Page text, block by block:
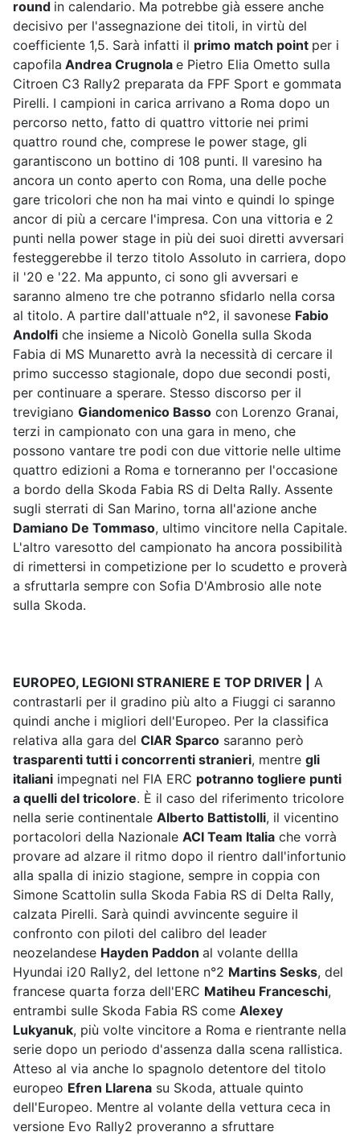
round in calendario. Ma potrebbe già essere anche
decisivo per l'assegnazione dei titoli, in virtù del
coefficiente 1,5. Sarà infatti il primo match point per i
capofila Andrea Crugnola e Pietro Elia Ometto sulla
Citroen C3 Rally2 preparata da FPF Sport e gommata
Pirelli. I campioni in carica arrivano a Roma dopo un
percorso netto, fatto di quattro vittorie nei primi
quattro round che, comprese le power stage, gli
garantiscono un bottino di 108 punti. Il varesino ha
ancora un conto aperto con Roma, una delle poche
gare tricolori che non ha mai vinto e quindi lo spinge
ancor di più a cercare l'impresa. Con una vittoria e 2
punti nella power stage in più dei suoi diretti avversari
festeggerebbe il terzo titolo Assoluto in carriera, dopo
il '20 e '22. Ma appunto, ci sono gli avversari e
saranno almeno tre che potranno sfidarlo nella corsa
al titolo. A partire dall'attuale n°2, il savonese Fabio
Andolfi che insieme a Nicolò Gonella sulla Skoda
Fabia di MS Munaretto avrà la necessità di cercare il
primo successo stagionale, dopo due secondi posti,
per continuare a sperare. Stesso discorso per il
trevigiano Giandomenico Basso con Lorenzo Granai,
terzi in campionato con una gara in meno, che
possono vantare tre podi con due vittorie nelle ultime
quattro edizioni a Roma e torneranno per l'occasione
a bordo della Skoda Fabia RS di Delta Rally. Assente
sugli sterrati di San Marino, torna all'azione anche
Damiano De Tommaso, ultimo vincitore nella Capitale.
L'altro varesotto del campionato ha ancora possibilità
di rimettersi in competizione per lo scudetto e proverà
a sfruttarla sempre con Sofia D'Ambrosio alle note
sulla Skoda.
EUROPEO, LEGIONI STRANIERE E TOP DRIVER |
A
contrastarli per il gradino più alto a Fiuggi ci saranno
quindi anche i migliori dell'Europeo. Per la classifica
relativa alla gara del CIAR Sparco saranno però
trasparenti tutti i concorrenti stranieri, mentre gli
italiani impegnati nel FIA ERC potranno togliere punti
a quelli del tricolore. È il caso del riferimento tricolore
nella serie continentale Alberto Battistolli, il vicentino
portacolori della Nazionale ACI Team Italia che vorrà
provare ad alzare il ritmo dopo il rientro dall'infortunio
alla spalla di inizio stagione, sempre in coppia con
Simone Scattolin sulla Skoda Fabia RS di Delta Rally,
calzata Pirelli. Sarà quindi avvincente seguire il
confronto con piloti del calibro del leader
neozelandese Hayden Paddon al volante dellla
Hyundai i20 Rally2, del lettone n°2 Martins Sesks, del
francese quarta forza dell'ERC Matiheu Franceschi,
entrambi sulle Skoda Fabia RS come Alexey
Lukyanuk, più volte vincitore a Roma e rientrante nella
serie dopo un periodo d'assenza dalla scena rallistica.
Atteso al via anche lo spagnolo detentore del titolo
europeo Efren Llarena su Skoda, attuale quinto
dell'Europeo. Mentre al volante della vettura ceca in
versione Evo Rally2 proveranno a sfruttare